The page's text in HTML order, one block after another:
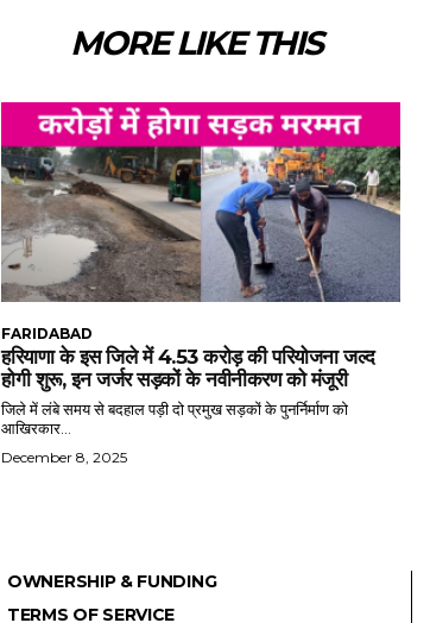
MORE LIKE THIS
FARIDABAD
हरियाणा के इस जिले में 4.53 करोड़ की परियोजना जल्द
होगी शुरू, इन जर्जर सड़कों के नवीनीकरण को मंजूरी
जिले में लंबे समय से बदहाल पड़ी दो प्रमुख सड़कों के पुनर्निर्माण को
आखिरकार...
December 8, 2025
OWNERSHIP & FUNDING
TERMS OF SERVICE